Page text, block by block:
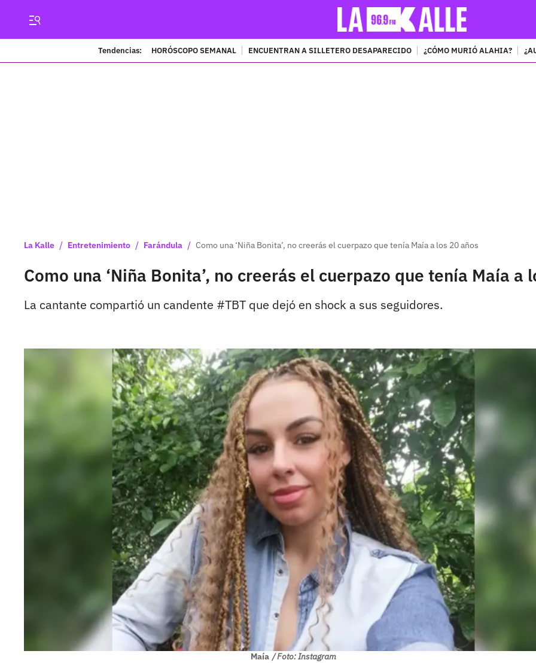
Tendencias: HORÓSCOPO SEMANAL ENCUENTRAN A SILLETERO DESAPARECIDO ¿CÓMO MURIÓ ALAHIA?
La Kalle / Entretenimiento / Farándula / Como una ‘Niña Bonita’, no creerás el cuerpazo que tenía Maía a los 20 años
Como una ‘Niña Bonita’, no creerás el cuerpazo que tenía Maía a
La cantante compartió un candente #TBT que dejó en shock a sus seguidores.
Maía / Foto: Instagram